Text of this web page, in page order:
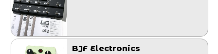
BJF Electronics